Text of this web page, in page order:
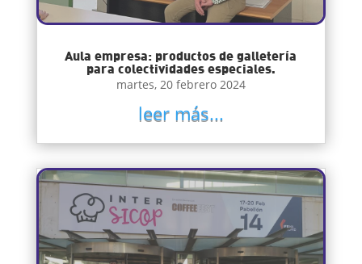
Aula empresa: productos de galletería
para colectividades especiales.
martes, 20 febrero 2024
leer más...